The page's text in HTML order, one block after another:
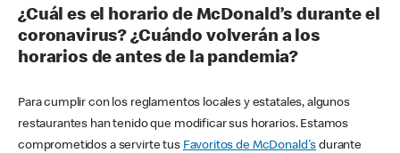
¿Cuál es el horario de McDonald’s durante el
coronavirus? ¿Cuándo volverán a los
horarios de antes de la pandemia?
Para cumplir con los reglamentos locales y estatales, algunos
restaurantes han tenido que modificar sus horarios. Estamos
comprometidos a servirte tus Favoritos de McDonald's durante